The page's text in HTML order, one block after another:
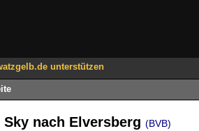
unterstützen
nach Elversberg (BVB)